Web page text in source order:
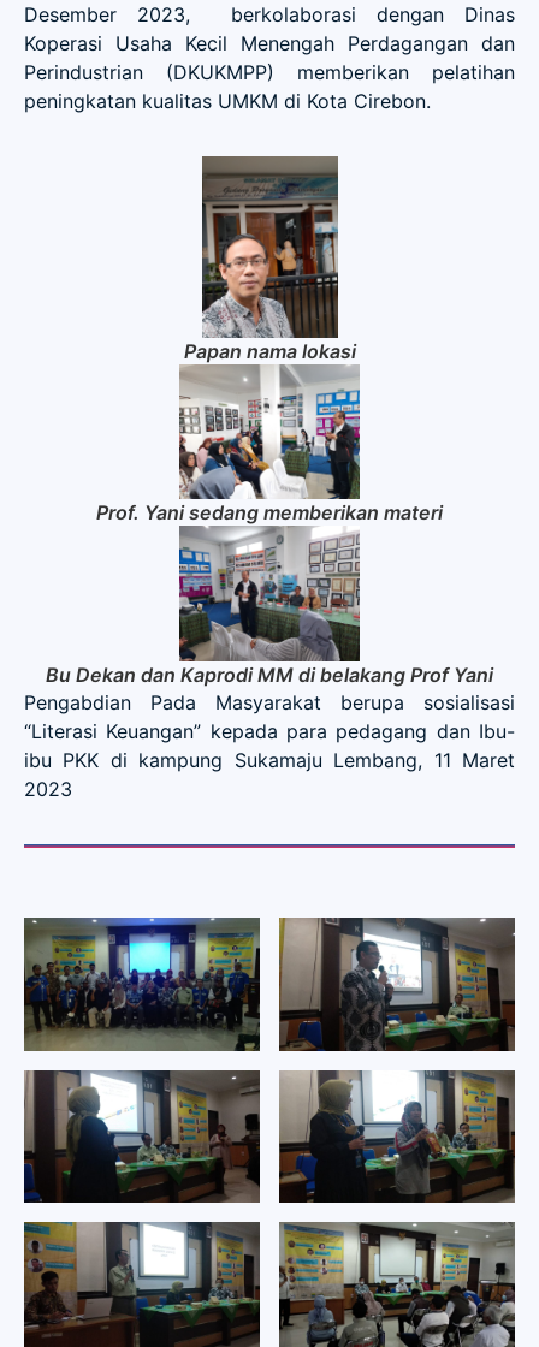
Desember 2023, berkolaborasi dengan Dinas
Koperasi Usaha Kecil Menengah Perdagangan dan
Perindustrian (DKUKMPP) memberikan pelatihan
peningkatan kualitas UMKM di Kota Cirebon.
Papan nama lokasi
Prof. Yani sedang memberikan materi
Bu Dekan dan Kaprodi MM di belakang Prof Yani
Pengabdian Pada Masyarakat berupa sosialisasi
“Literasi Keuangan” kepada para pedagang dan Ibu-
ibu PKK di kampung Sukamaju Lembang, 11 Maret
2023